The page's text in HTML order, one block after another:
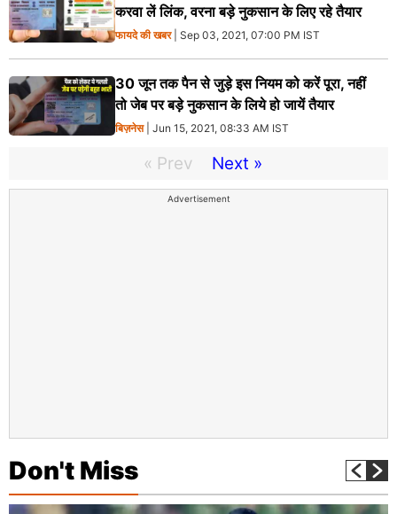
करवा लें लिंक, वरना बड़े नुकसान के लिए रहे तैयार
फायदे की खबर| Sep 03, 2021, 07:00 PM IST
30 जून तक पैन से जुड़े इस नियम को करें पूरा, नहीं
तो जेब पर बड़े नुकसान के लिये हो जायें तैयार
बिज़नेस| Jun 15, 2021, 08:33 AM IST
« Prev Next »
Advertisement
Don't Miss